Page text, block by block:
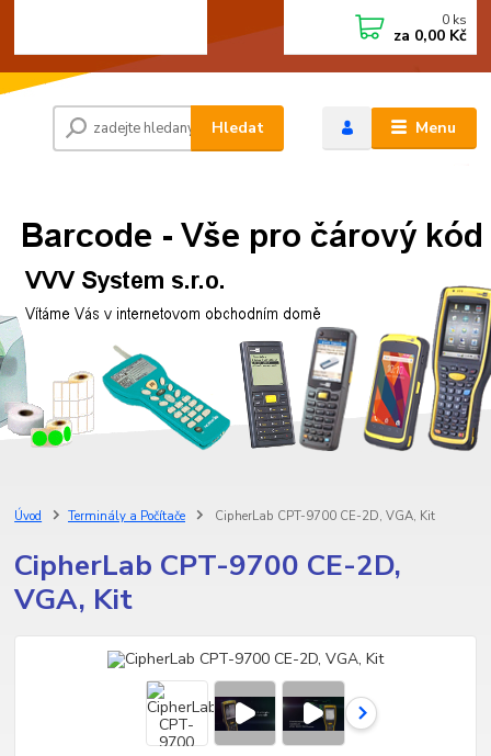
Menu
Hledat
0 ks
za 0,00 Kč
Úvod Terminály a Počítače CipherLab CPT-9700 CE-2D, VGA, Kit
CipherLab CPT-9700 CE-2D,
VGA, Kit